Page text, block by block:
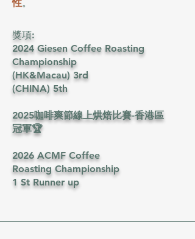
性。
獎項:
2024 Giesen Coffee Roasting
Championship
(HK&Macau) 3rd
(CHINA) 5th
2025咖啡爽節線上烘焙比賽-香港區
​冠軍🏆
2026 ACMF Coffee
Roasting Championship
1 St Runner up